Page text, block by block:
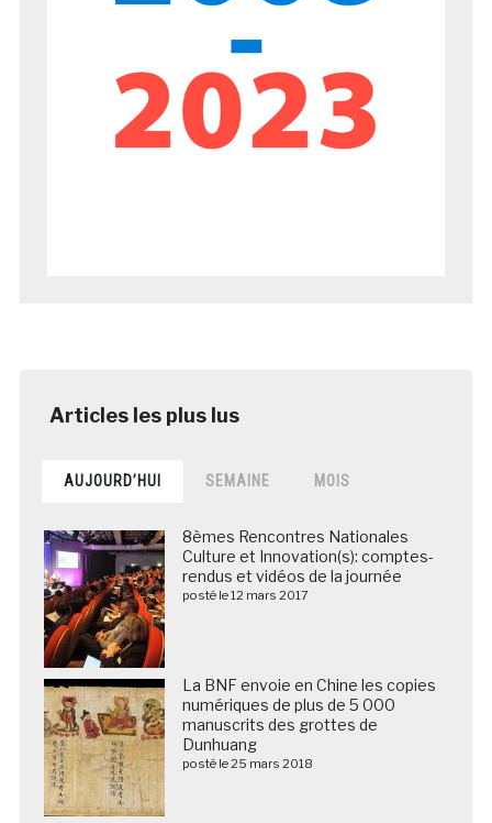
AUJOURD’HUI SEMAINE MOIS
8èmes Rencontres Nationales
Culture et Innovation(s): comptes-
rendus et vidéos de la journée
posté le 12 mars 2017
La BNF envoie en Chine les copies
numériques de plus de 5 000
manuscrits des grottes de
Dunhuang
posté le 25 mars 2018